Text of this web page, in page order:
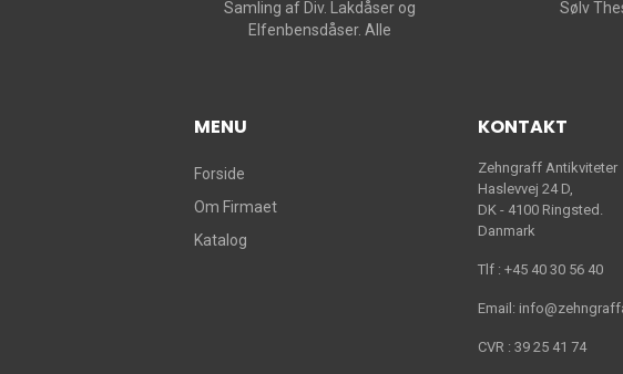
Samling af Div. Lakdåser og
Elfenbensdåser. Alle
Sølv
MENU
Forside
Om Firmaet
Katalog
KONTAKT
Zehngraff Antikviteter
Haslevvej 24 D,
DK - 4100 Ringsted.
Danmark
Tlf : +45 40 30 56 40
Email:
CVR : 39 25 41 74